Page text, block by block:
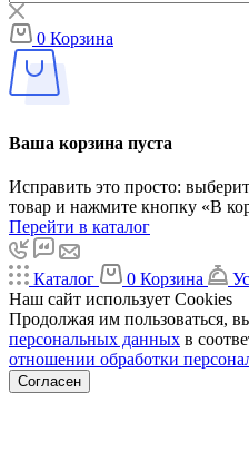
0 Корзина
Ваша корзина пуста
Исправить это просто:
товар и нажмите кнопку «В
Перейти в каталог
Каталог 0 Корзина
Наш сайт использует Cookies
Продолжая им пользоваться,
персональных данных в
отношении обработки
Согласен